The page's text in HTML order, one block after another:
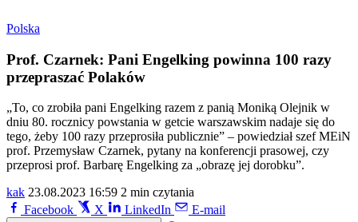
Polska
Prof. Czarnek: Pani Engelking powinna 100 razy
przepraszać Polaków
„To, co zrobiła pani Engelking razem z panią Moniką Olejnik w
dniu 80. rocznicy powstania w getcie warszawskim nadaje się do
tego, żeby 100 razy przeprosiła publicznie” – powiedział szef MEiN
prof. Przemysław Czarnek, pytany na konferencji prasowej, czy
przeprosi prof. Barbarę Engelking za „obrazę jej dorobku”.
kak 23.08.2023 16:59 2 min czytania
Facebook
X LinkedIn E-mail